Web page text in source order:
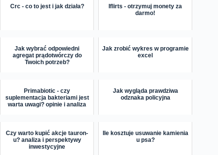
Crc - co to jest i jak działa?
Iflirts - otrzymuj monety za
darmo!
Jak wybrać odpowiedni
agregat prądotwórczy do
Twoich potrzeb?
Jak zrobić wykres w programie
excel
Primabiotic - czy
suplementacja bakteriami jest
warta uwagi? opinie i analiza
Jak wygląda prawdziwa
odznaka policyjna
Czy warto kupić akcje tauron-
u? analiza i perspektywy
inwestycyjne
Ile kosztuje usuwanie kamienia
u psa?